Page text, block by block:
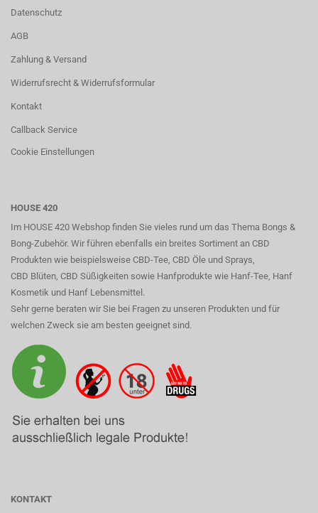
Datenschutz
AGB
Zahlung & Versand
Widerrufsrecht & Widerrufsformular
Kontakt
Callback Service
Cookie Einstellungen
HOUSE 420
Im HOUSE 420 Webshop finden Sie vieles rund um das Thema Bongs &
Bong-Zubehör. Wir führen ebenfalls ein breites Sortiment an CBD
Produkten wie beispielsweise CBD-Tee, CBD Öle und Sprays,
CBD Blüten, CBD Süßigkeiten sowie Hanfprodukte wie Hanf-Tee, Hanf
Kosmetik und Hanf Lebensmittel.
Sehr gerne beraten wir Sie bei Fragen zu unseren Produkten und für
welchen Zweck sie am besten geeignet sind.
KONTAKT